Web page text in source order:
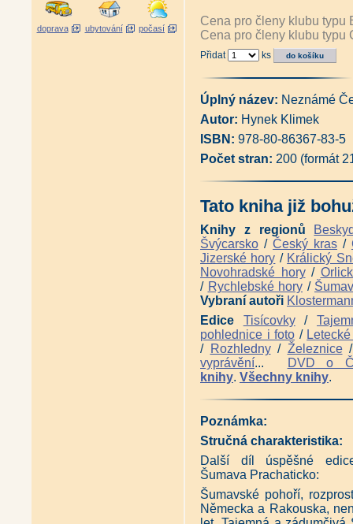
doprava ubytování počasí
Cena pro členy klubu typu
Cena pro členy klubu typu
Přidat ks
Úplný název: Neznámé
Autor: Hynek Klimek
ISBN: 978-80-86367-83-5
Počet stran: 200 (formát
Tato kniha již
Knihy z regionů
Švýcarsko / Český kras /
Jizerské hory / Králický
Novohradské hory/
/ Rychlebské hory /
Vybraní autoři
Edice Tisícovky/
pohlednice i foto /
/ Rozhledny/ Železnice
vyprávění...
DVD o
knihy. Všechny knihy.
Poznámka:
Stručná charakteristika:
Další díl úspěšné
Šumava Prachaticko:
Šumavské pohoří,
Německa a Rakouska,